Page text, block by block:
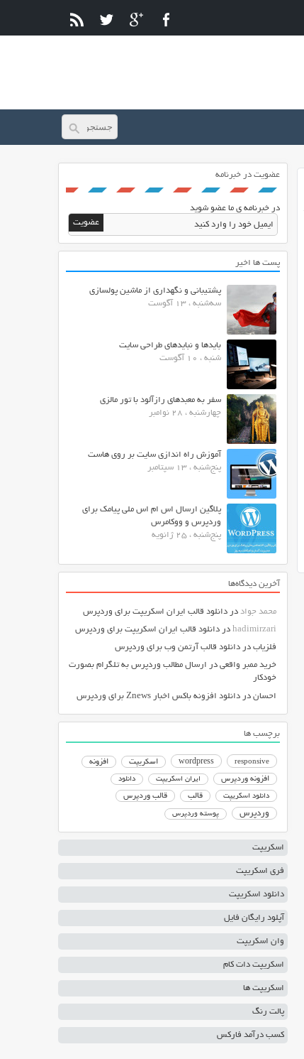
عضویت در خبرنامه
در خبرنامه ی ما عضو شوید
پست ها اخیر
پشتیبانی و نگهداری از ماشین پولسازی
سه‌شنبه ، 13 آگوست
بایدها و نبایدهای طراحی سایت
شنبه ، 10 آگوست
سفر به معبدهای رازآلود با تور مالزی
چهارشنبه ، 28 نوامبر
آموزش راه اندازی سایت بر روی هاست
پنج‌شنبه ، 13 سپتامبر
پلاگین ارسال اس ام اس ملی پیامک برای
وردپرس و ووکامرس
پنج‌شنبه ، 25 ژانویه
آخرین دیدگاه‌ها
محمد جواد در دانلود قالب ایران اسکریپت برای وردپرس
hadimirzari در دانلود قالب ایران اسکریپت برای وردپرس
فلزیاب در دانلود قالب آرتمن وب برای وردپرس
خرید ممبر واقعی در ارسال مطالب وردپرس به تلگرام بصورت
خودکار
احسان در دانلود افزونه باکس اخبار Znews برای وردپرس
برچسب ها
responsive
wordpress اسکریپت
افزونه
افزونه وردپرس
ایران اسکریپت دانلود
دانلود اسکریپت قالب قالب وردپرس
وردپرس پوسته وردپرس
اسکریپت
فری اسکریپت
دانلود اسکریپت
آپلود رایگان فایل
وان اسکریپت
اسکریپت دات کام
اسکریپت ها
پالت رنگ
کسب درآمد فارکس